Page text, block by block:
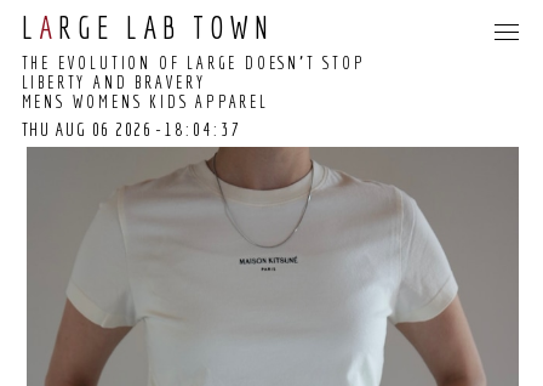
L A RGE LAB TOWN
THE EVOLUTION OF LARGE DOESN’T STOP
LIBERTY AND BRAVERY
MENS WOMENS KIDS APPAREL
THU AUG 06 2026
(COORDINATED
-18:04:38